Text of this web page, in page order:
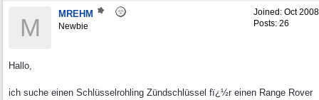
Joined: Oct 2008
Posts: 26
M MREHM
Newbie
Hallo,
ich suche einen Schlüsselrohling Zündschlüssel fï¿½r einen Range Rover